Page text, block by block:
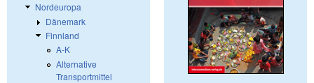
Nordeuropa
Dänemark
Finnland
A-K
Alternative
Transportmittel